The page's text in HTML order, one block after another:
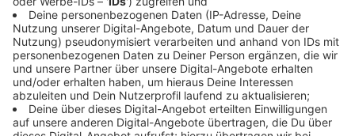
besonderen Video-Interview „Fünf für". Dabei wird
keine einzige Frage gestellt, sondern dem Gast
einfach fünf Dinge in die Hand gedrückt, zu denen er
das erzählt, was ihm als Erstes einfällt. Keine
Standardantworten, keine Promotionaussagen -
sondern ganz persönliche Geschichten - das ist „Fünf
für"!